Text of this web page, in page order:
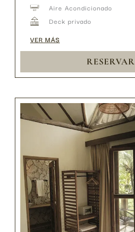
Aire Acondicionado
Deck privado
VER MÁS
RESERVAR